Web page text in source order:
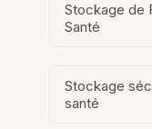
Stockage de
Santé
Stockage
santé